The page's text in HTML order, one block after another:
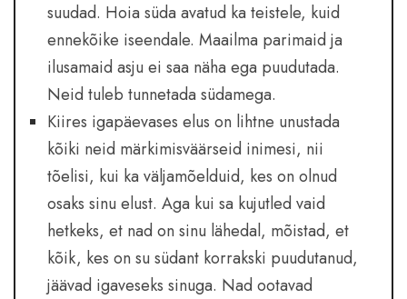
suudad. Hoia süda avatud ka teistele, kuid
ennekõike iseendale. Maailma parimaid ja
ilusamaid asju ei saa näha ega puudutada.
Neid tuleb tunnetada südamega.
Kiires igapäevases elus on lihtne unustada
kõiki neid märkimisväärseid inimesi, nii
tõelisi, kui ka väljamõelduid, kes on olnud
osaks sinu elust. Aga kui sa kujutled vaid
hetkeks, et nad on sinu lähedal, mõistad, et
kõik, kes on su südant korrakski puudutanud,
jäävad igaveseks sinuga. Nad ootavad